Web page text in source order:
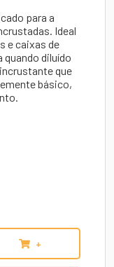
para a
Ideal
e caixas de
quando diluído
que
básico,
+